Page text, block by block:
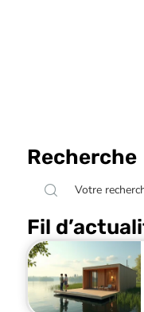
Recherche
Fil